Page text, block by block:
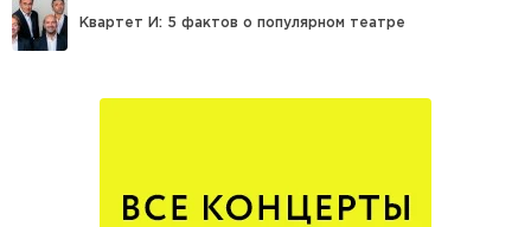
Квартет И: 5 фактов о популярном театре